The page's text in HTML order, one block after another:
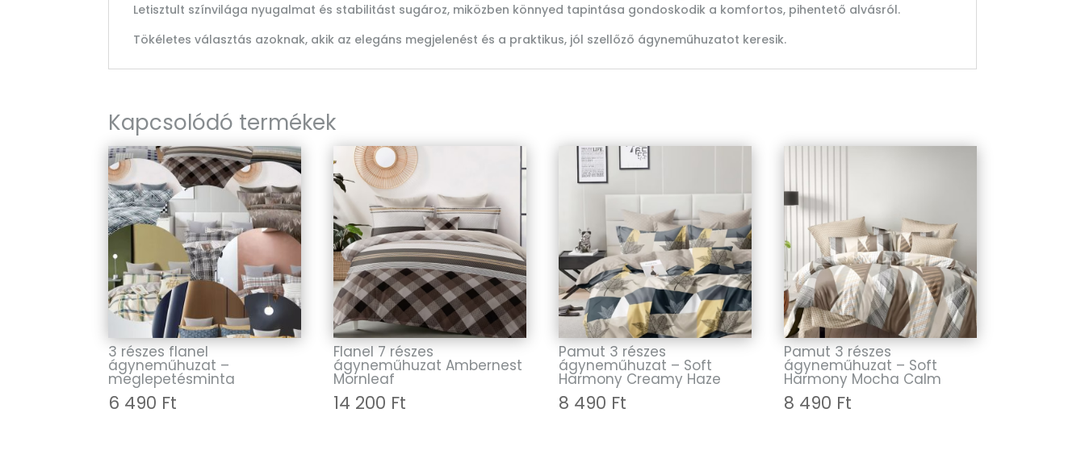
Letisztult színvilága nyugalmat és stabilitást sugároz, miközben könnyed tapintása gondoskodik a komfortos, pihentető alvásról.
Tökéletes választás azoknak, akik az elegáns megjelenést és a praktikus, jól szellőző ágyneműhuzatot keresik.
Kapcsolódó termékek
3 részes flanel
ágyneműhuzat –
meglepetésminta
6 490 Ft
Flanel 7 részes
ágyneműhuzat Ambernest
Mornleaf
14 200 Ft
Pamut 3 részes
ágyneműhuzat – Soft
Harmony Creamy Haze
8 490 Ft
Pamut 3 részes
ágyneműhuzat – Soft
Harmony Mocha Calm
8 490 Ft